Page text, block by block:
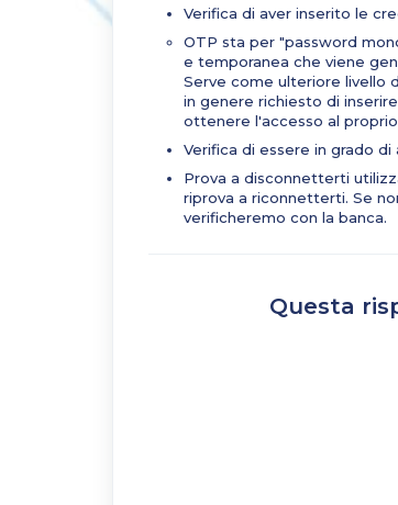
Verifica di aver inserito le
OTP sta per "password
e temporanea che viene
Serve come ulteriore livello
in genere richiesto di
ottenere l'accesso al
Verifica di essere in grado
Prova a disconnetterti
riprova a riconnetterti. Se
verificheremo con la banca.
Questa